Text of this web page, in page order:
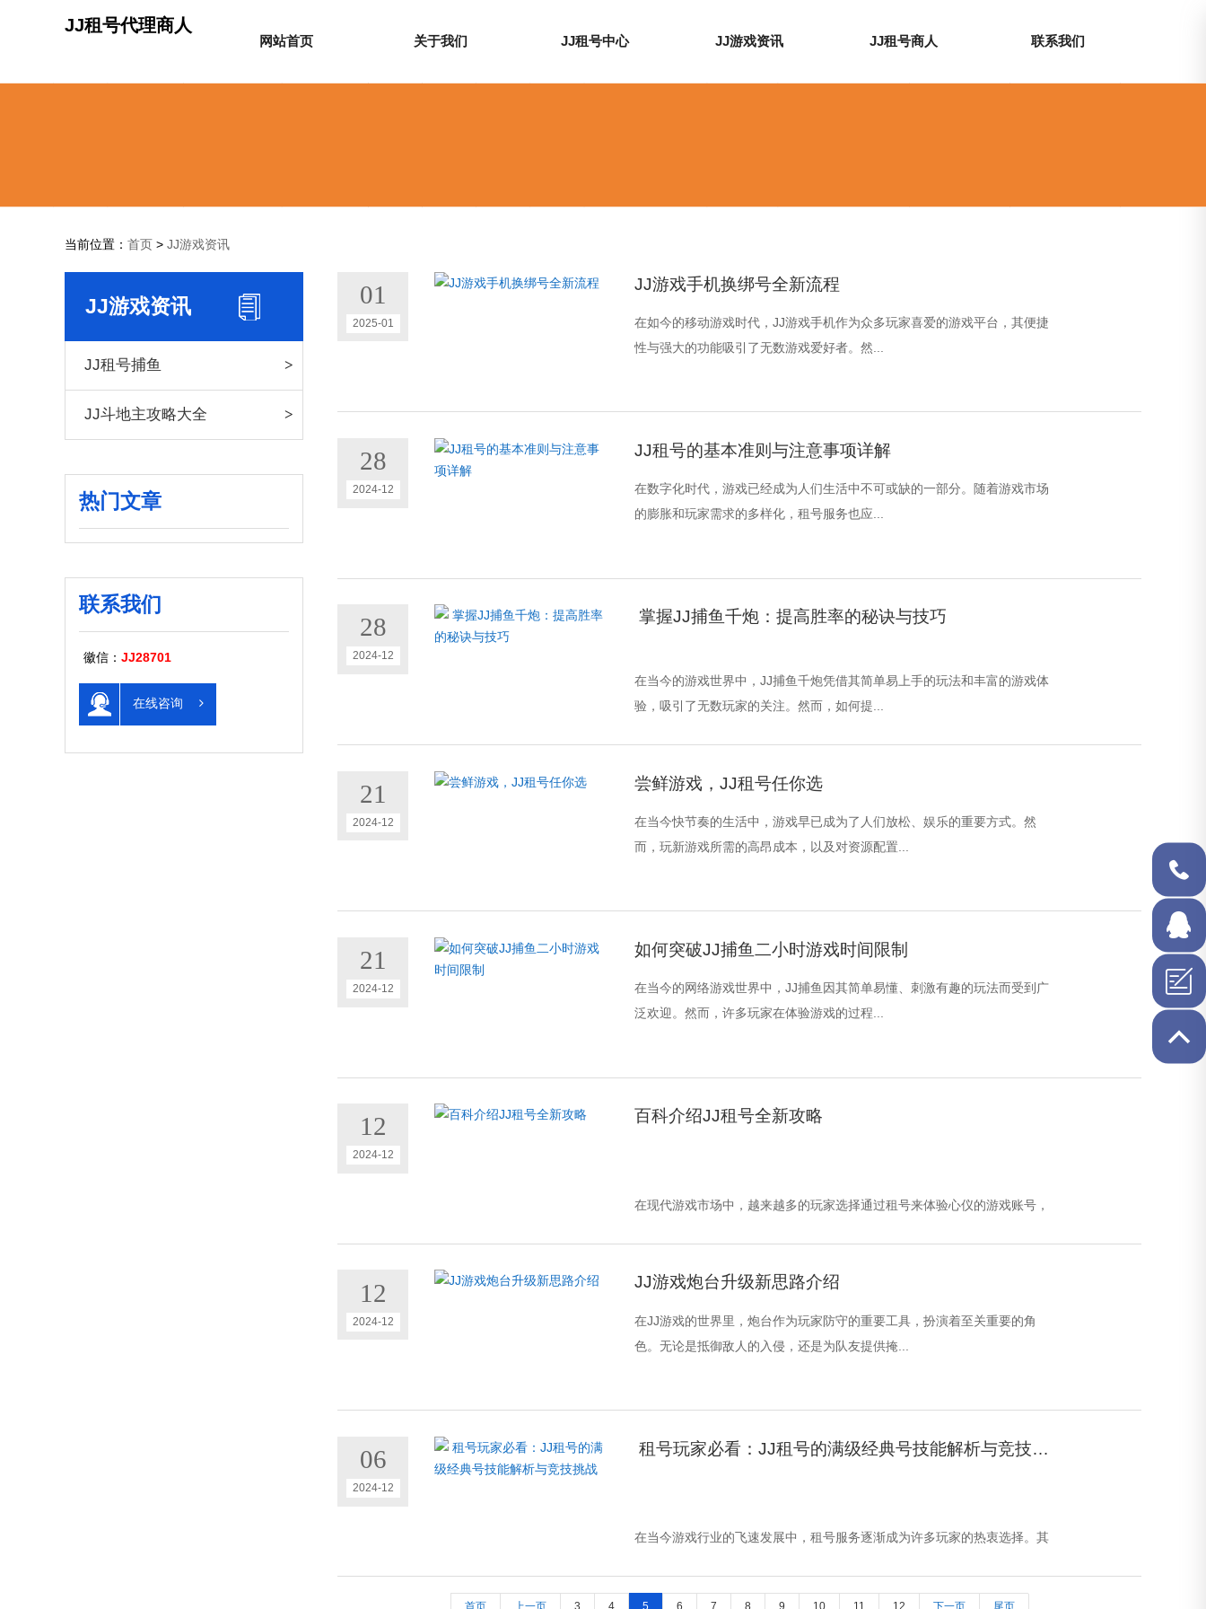
JJ租号代理商人
网站首页 关于我们 JJ租号中心 JJ游戏资讯 JJ租号商人 联系我们
当前位置： 首页 > JJ游戏资讯
JJ游戏资讯
JJ租号捕鱼
JJ斗地主攻略大全
热门文章
联系我们
徽信：JJ28701
在线咨询
01
2025-01
JJ游戏手机换绑号全新流程
在如今的移动游戏时代，JJ游戏手机作为众多玩家喜爱的游戏平台，其便捷
性与强大的功能吸引了无数游戏爱好者。然...
28
2024-12
JJ租号的基本准则与注意事项详解
在数字化时代，游戏已经成为人们生活中不可或缺的一部分。随着游戏市场
的膨胀和玩家需求的多样化，租号服务也应...
28
2024-12
掌握JJ捕鱼千炮：提高胜率的秘诀与技巧
在当今的游戏世界中，JJ捕鱼千炮凭借其简单易上手的玩法和丰富的游戏体
验，吸引了无数玩家的关注。然而，如何提...
21
2024-12
尝鲜游戏，JJ租号任你选
在当今快节奏的生活中，游戏早已成为了人们放松、娱乐的重要方式。然
而，玩新游戏所需的高昂成本，以及对资源配置...
21
2024-12
如何突破JJ捕鱼二小时游戏时间限制
在当今的网络游戏世界中，JJ捕鱼因其简单易懂、刺激有趣的玩法而受到广
泛欢迎。然而，许多玩家在体验游戏的过程...
12
2024-12
百科介绍JJ租号全新攻略
在现代游戏市场中，越来越多的玩家选择通过租号来体验心仪的游戏账号，
12
2024-12
JJ游戏炮台升级新思路介绍
在JJ游戏的世界里，炮台作为玩家防守的重要工具，扮演着至关重要的角
色。无论是抵御敌人的入侵，还是为队友提供掩...
06
2024-12
租号玩家必看：JJ租号的满级经典号技能解析与竞技挑战
在当今游戏行业的飞速发展中，租号服务逐渐成为许多玩家的热衷选择。其
在线QQ